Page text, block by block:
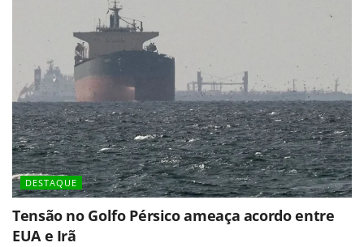
DESTAQUE
Tensão no Golfo Pérsico ameaça acordo entre
EUA e Irã